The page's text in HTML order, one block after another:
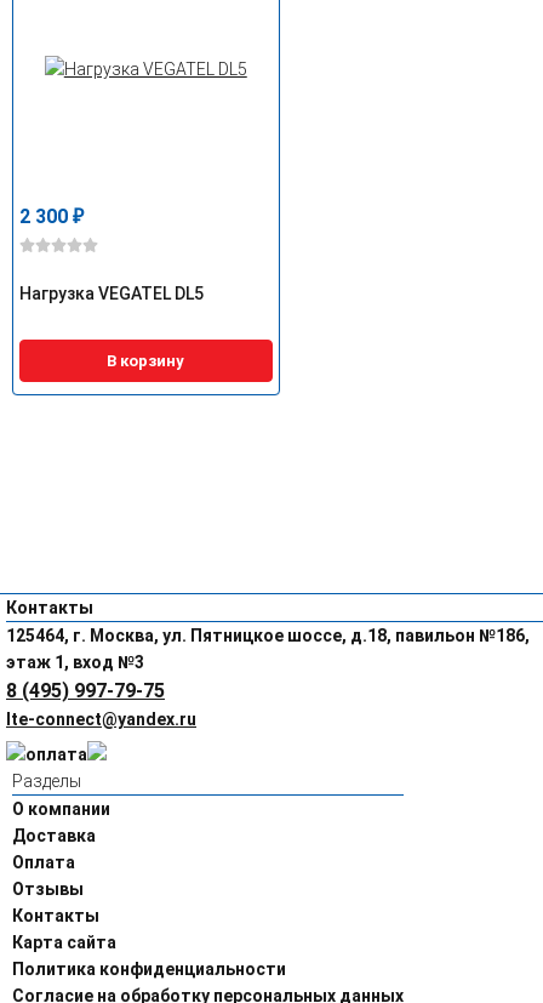
2 300 ₽
Нагрузка VEGATEL DL5
В корзину
Контакты
125464, г. Москва, ул. Пятницкое шоссе, д.18, павильон №186,
этаж 1, вход №3
8 (495) 997-79-75
lte-connect@yandex.ru
Разделы
О компании
Доставка
Оплата
Отзывы
Контакты
Карта сайта
Политика конфиденциальности
Согласие на обработку персональных данных